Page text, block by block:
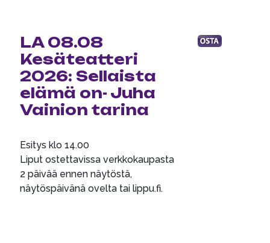
LA 08.08
Kesäteatteri
2026: Sellaista
elämä on- Juha
Vainion tarina
Esitys klo 14.00
Liput ostettavissa verkkokaupasta
2 päivää ennen näytöstä,
näytöspäivänä ovelta tai lippu.fi.